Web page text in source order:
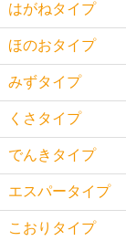
はがねタイプ
ほのおタイプ
みずタイプ
くさタイプ
でんきタイプ
エスパータイプ
こおりタイプ